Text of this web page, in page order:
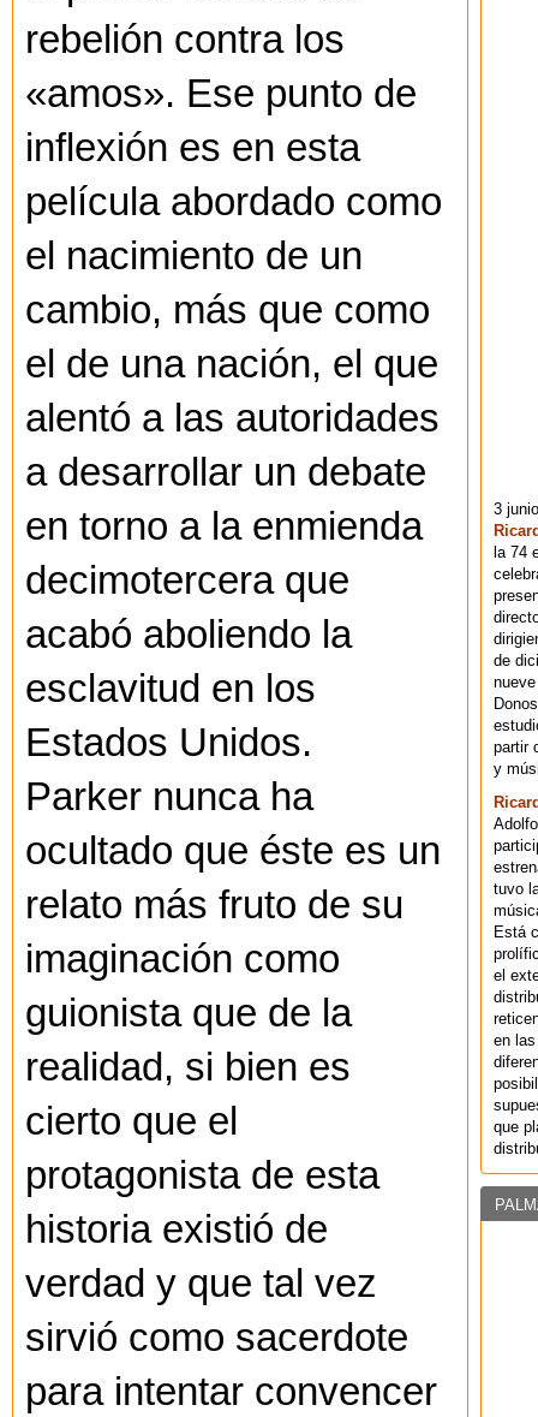
rebelión contra los
«amos». Ese punto de
inflexión es en esta
película abordado como
el nacimiento de un
cambio, más que como
el de una nación, el que
alentó a las autoridades
a desarrollar un debate
en torno a la enmienda
decimotercera que
acabó aboliendo la
esclavitud en los
Estados Unidos.
Parker nunca ha
ocultado que éste es un
relato más fruto de su
imaginación como
guionista que de la
realidad, si bien es
cierto que el
protagonista de esta
historia existió de
verdad y que tal vez
sirvió como sacerdote
para intentar convencer
3
la 74
de
partir
y
tuvo
Está
el
en
que